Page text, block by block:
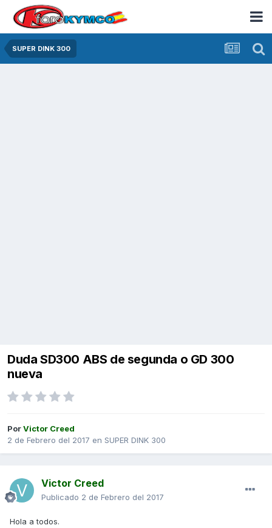
SUPER DINK 300
Duda SD300 ABS de segunda o GD 300
nueva
PorVictor Creed
2 de Febrero del 2017 en SUPER DINK 300
Victor Creed
Publicado 2 de Febrero del 2017
Hola a todos.